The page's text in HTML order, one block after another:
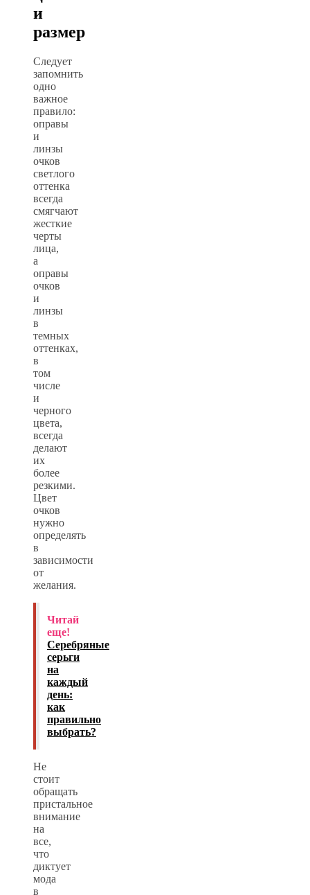
и
размер
Следует
запомнить
одно
важное
правило:
оправы
и
линзы
очков
светлого
оттенка
всегда
смягчают
жесткие
черты
лица,
а
оправы
очков
и
линзы
в
темных
оттенках,
в
том
числе
и
черного
цвета,
всегда
делают
их
более
резкими.
Цвет
очков
нужно
определять
в
зависимости
от
желания.
Читай
еще!
Серебряные
серьги
на
каждый
день:
как
правильно
выбрать?
Не
стоит
обращать
пристальное
внимание
на
все,
что
диктует
мода
в